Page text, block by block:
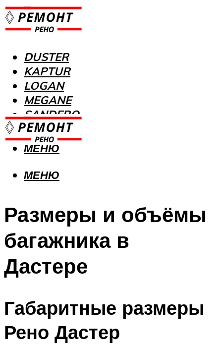
DUSTER
KAPTUR
LOGAN
MEGANE
SANDERO
МЕНЮ
МЕНЮ
Размеры и объёмы
багажника в
Дастере
Габаритные размеры
Рено Дастер